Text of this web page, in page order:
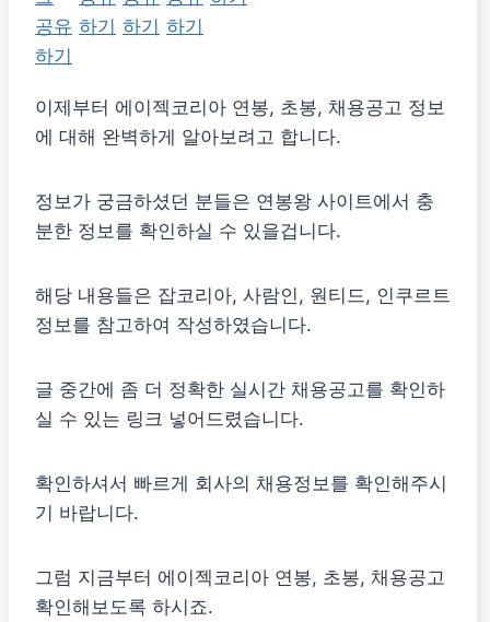
이제부터 에이젝코리아 연봉, 초봉, 채용공고 정보
에 대해 완벽하게 알아보려고 합니다.
정보가 궁금하셨던 분들은 연봉왕 사이트에서 충
분한 정보를 확인하실 수 있을겁니다.
해당 내용들은 잡코리아, 사람인, 원티드, 인쿠르트
정보를 참고하여 작성하였습니다.
글 중간에 좀 더 정확한 실시간 채용공고를 확인하
실 수 있는 링크 넣어드렸습니다.
확인하셔서 빠르게 회사의 채용정보를 확인해주시
기 바랍니다.
그럼 지금부터 에이젝코리아 연봉, 초봉, 채용공고
확인해보도록 하시죠.